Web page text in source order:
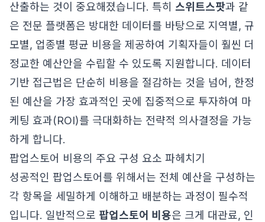
산출하는 것이 중요해졌습니다. 특히 스위트스팟과 같
은 전문 플랫폼은 방대한 데이터를 바탕으로 지역별, 규
모별, 업종별 평균 비용을 제공하여 기획자들이 훨씬 더
정교한 예산안을 수립할 수 있도록 지원합니다. 데이터
기반 접근법은 단순히 비용을 절감하는 것을 넘어, 한정
된 예산을 가장 효과적인 곳에 집중적으로 투자하여 마
케팅 효과(ROI)를 극대화하는 전략적 의사결정을 가능
하게 합니다.
팝업스토어 비용의 주요 구성 요소 파헤치기
성공적인 팝업스토어를 위해서는 전체 예산을 구성하는
각 항목을 세밀하게 이해하고 배분하는 과정이 필수적
입니다. 일반적으로 팝업스토어 비용은 크게 대관료, 인